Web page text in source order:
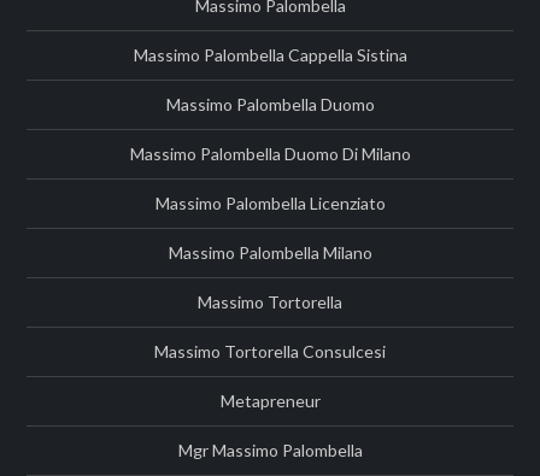
Massimo Palombella
Massimo Palombella Cappella Sistina
Massimo Palombella Duomo
Massimo Palombella Duomo Di Milano
Massimo Palombella Licenziato
Massimo Palombella Milano
Massimo Tortorella
Massimo Tortorella Consulcesi
Metapreneur
Mgr Massimo Palombella